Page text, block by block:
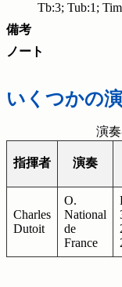
Tb:3; Tub:1;
備考
ノート
いくつかの
演
指揮者 演奏
Charles
Dutoit
O.
National
de
France